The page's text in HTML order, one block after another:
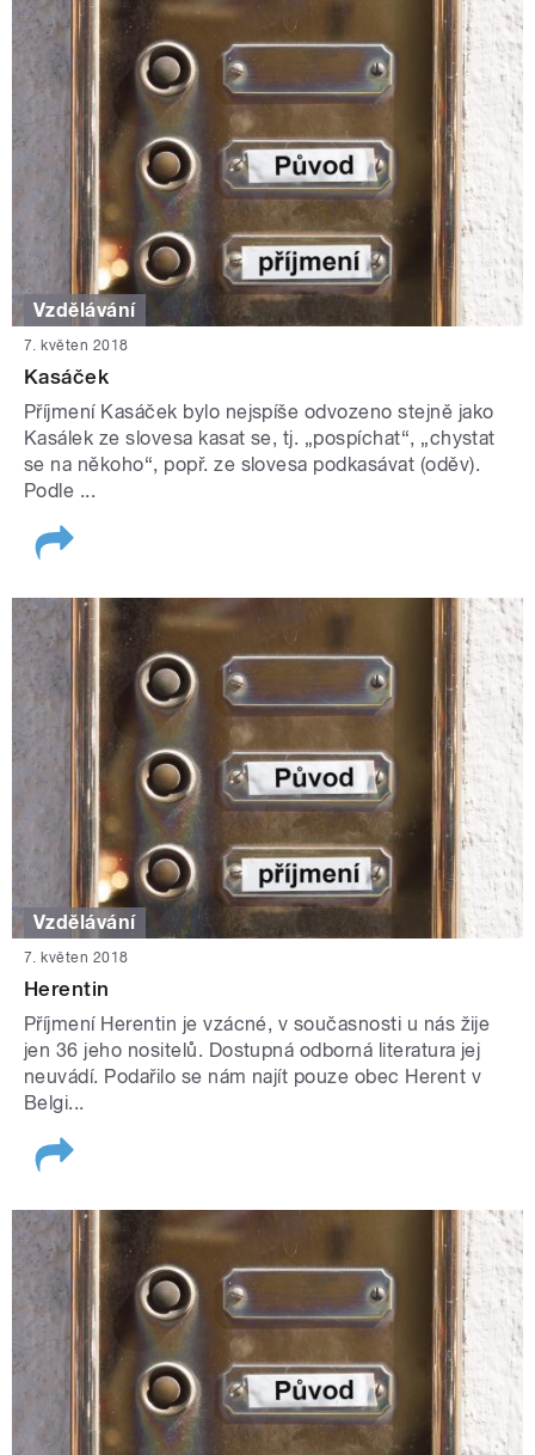
Vzdělávání
7. květen 2018
Kasáček
Příjmení Kasáček bylo nejspíše odvozeno stejně jako
Kasálek ze slovesa kasat se, tj. „pospíchat“, „chystat
se na někoho“, popř. ze slovesa podkasávat (oděv).
Podle ...
Vzdělávání
7. květen 2018
Herentin
Příjmení Herentin je vzácné, v současnosti u nás žije
jen 36 jeho nositelů. Dostupná odborná literatura jej
neuvádí. Podařilo se nám najít pouze obec Herent v
Belgi...